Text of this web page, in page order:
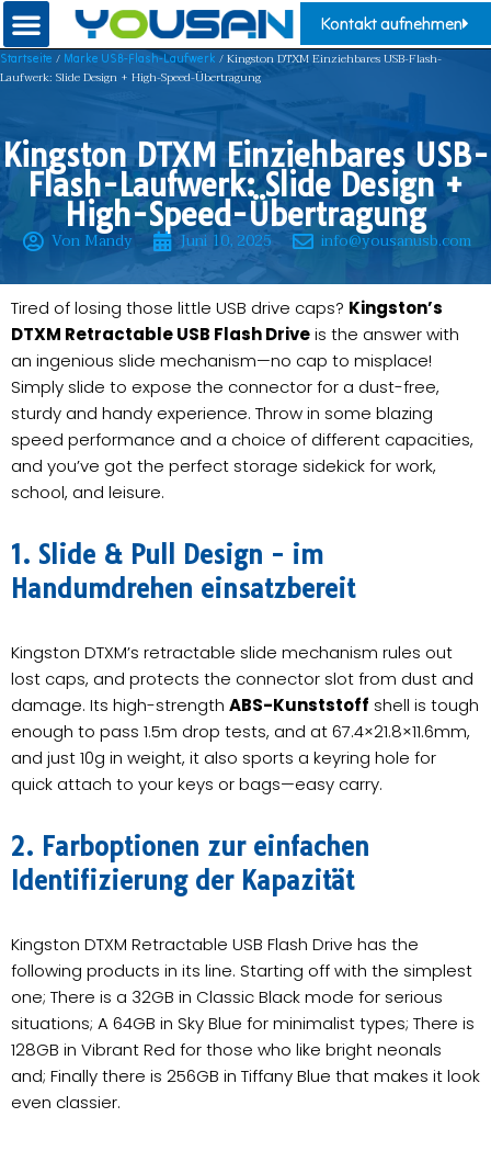
Kontakt aufnehmen
Startseite / Marke USB-Flash-Laufwerk / Kingston DTXM Einziehbares USB-Flash-
Laufwerk: Slide Design + High-Speed-Übertragung
Kingston DTXM Einziehbares USB-
Flash-Laufwerk: Slide Design +
High-Speed-Übertragung
Von Mandy Juni 10, 2025 info@yousanusb.com
Tired of losing those little USB drive caps? Kingston’s
DTXM Retractable USB Flash Driveis the answer with
an ingenious slide mechanism—no cap to misplace!
Simply slide to expose the connector for a dust-free,
sturdy and handy experience. Throw in some blazing
speed performance and a choice of different capacities,
and you’ve got the perfect storage sidekick for work,
school, and leisure.
1. Slide & Pull Design - im
Handumdrehen einsatzbereit
Kingston DTXM’s retractable slide mechanism rules out
lost caps, and protects the connector slot from dust and
damage. Its high-strength ABS-Kunststoff shell is tough
enough to pass 1.5m drop tests, and at 67.4×21.8×11.6mm,
and just 10g in weight, it also sports a keyring hole for
quick attach to your keys or bags—easy carry.
2. Farboptionen zur einfachen
Identifizierung der Kapazität
Kingston DTXM Retractable USB Flash Drive has the
following products in its line. Starting off with the simplest
one; There is a 32GB in Classic Black mode for serious
situations; A 64GB in Sky Blue for minimalist types; There is
128GB in Vibrant Red for those who like bright neonals
and; Finally there is 256GB in Tiffany Blue that makes it look
even classier.